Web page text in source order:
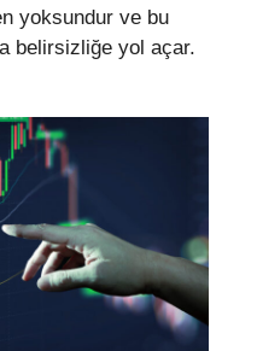
yoksundur ve bu
belirsizliğe yol açar.